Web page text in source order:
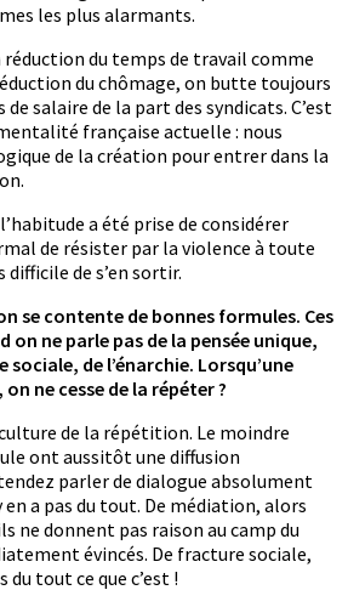
les plus alarmants.
réduction du temps de travail comme
du chômage, on butte toujours
de salaire de la part des syndicats. C’est
française actuelle : nous
de la création pour entrer dans la
a été prise de considérer
de résister par la violence à toute
de s’en sortir.
se contente de bonnes formules. Ces
on ne parle pas de la pensée unique,
de l’énarchie. Lorsqu’une
ne cesse de la répéter ?
de la répétition. Le moindre
ont aussitôt une diffusion
parler de dialogue absolument
en a pas du tout. De médiation, alors
ne donnent pas raison au camp du
évincés. De fracture sociale,
du tout ce que c’est !